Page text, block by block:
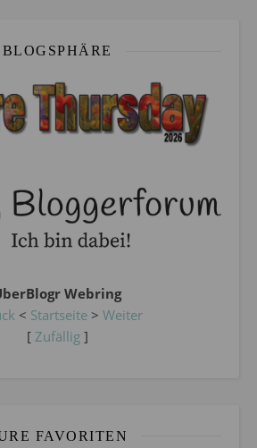
BLOGSPHÄRE
Webring
< Startseite> Weiter
[ Zufällig]
FAVORITEN